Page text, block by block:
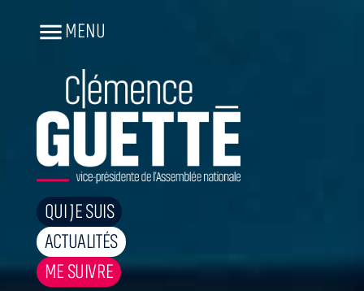
MENU
QUI JE SUIS
ACTUALITÉS
ME SUIVRE